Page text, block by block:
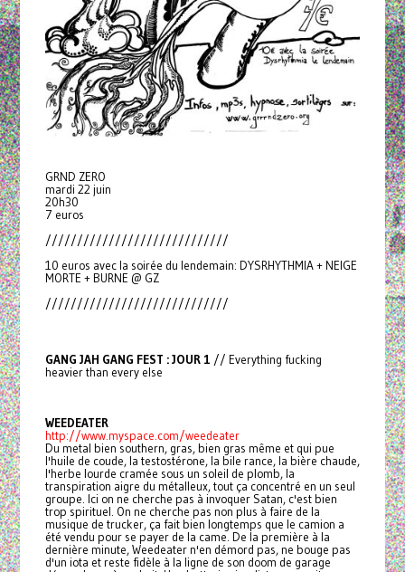
GRND ZERO
mardi 22 juin
20h30
7 euros
/////////////////////////////
10 euros avec la soirée du lendemain: DYSRHYTHMIA + NEIGE
MORTE + BURNE @ GZ
/////////////////////////////
GANG JAH GANG FEST : JOUR 1 // Everything fucking
heavier than every else
WEEDEATER
http://www.myspace.com/weedeater
Du metal bien southern, gras, bien gras même et qui pue
l'huile de coude, la testostérone, la bile rance, la bière chaude,
l'herbe lourde cramée sous un soleil de plomb, la
transpiration aigre du métalleux, tout ça concentré en un seul
groupe. Ici on ne cherche pas à invoquer Satan, c'est bien
trop spirituel. On ne cherche pas non plus à faire de la
musique de trucker, ça fait bien longtemps que le camion a
été vendu pour se payer de la came. De la première à la
dernière minute, Weedeater n'en démord pas, ne bouge pas
d'un iota et reste fidèle à la ligne de son doom de garage